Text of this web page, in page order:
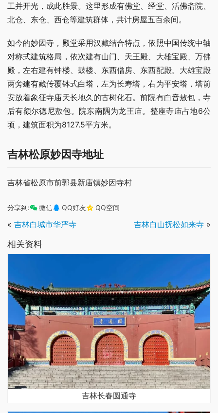
工并开光，成此胜景。这里形成有佛堂、经堂、活佛斋院、
北仓、东仓、西仓等建筑群体，共计房屋五百余间。
如今的妙因寺，殿堂采用汉藏结合特点，依照中国传统中轴
对称式建筑格局，依次建有山门、天王殿、大雄宝殿、万佛
殿，左右建有钟楼、鼓楼、东西僧房、东西配殿。大雄宝殿
两旁建有藏传覆钵式白塔，左为长寿塔，右为平安塔，塔前
安放着象征寺庙天长地久的古树化石。前院有白音敖包，寺
后有额尔德尼敖包。院东南隅为龙王庙。整座寺庙占地6公
顷，建筑面积为8127.5平方米。
吉林松原妙因寺地址
吉林省松原市前郭县新庙镇妙因寺村
分享到: 微信 QQ好友 QQ空间
« 吉林白城市华严寺 吉林白山抚松如来寺 »
相关资料
吉林长春圆通寺